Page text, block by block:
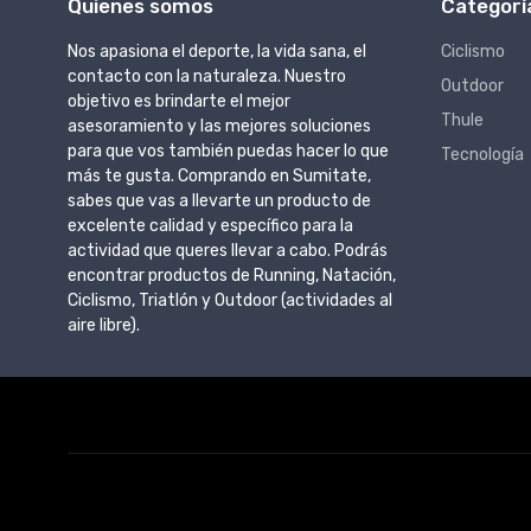
Quienes somos
Nos apasiona el deporte, la vida sana, el
contacto con la naturaleza. Nuestro
objetivo es brindarte el mejor
asesoramiento y las mejores soluciones
para que vos también puedas hacer lo que
más te gusta. Comprando en Sumitate,
sabes que vas a llevarte un producto de
excelente calidad y específico para la
actividad que queres llevar a cabo. Podrás
encontrar productos de Running, Natación,
Ciclismo, Triatlón y Outdoor (actividades al
aire libre).
Ciclismo
Outdoor
Thule
Tecnología